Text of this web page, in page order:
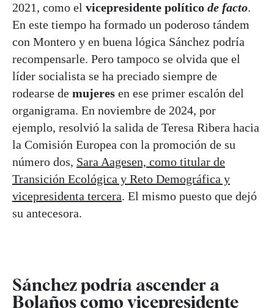
2021, como el vicepresidente político de facto.
En este tiempo ha formado un poderoso tándem
con Montero y en buena lógica Sánchez podría
recompensarle. Pero tampoco se olvida que el
líder socialista se ha preciado siempre de
rodearse de mujeres en ese primer escalón del
organigrama. En noviembre de 2024, por
ejemplo, resolvió la salida de Teresa Ribera hacia
la Comisión Europea con la promoción de su
número dos, Sara Aagesen, como titular de
Transición Ecológica y Reto Demográfica y
vicepresidenta tercera. El mismo puesto que dejó
su antecesora.
Sánchez podría ascender a
Bolaños como vicepresidente